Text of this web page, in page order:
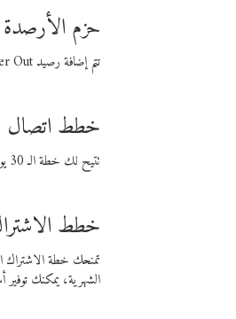
حزم الأرصدة
تتم إضافة رصيد Viber Out إلى رصيدك عند شراء أي مبلغ. باستخدام رصيدك، يمكنك إجراء مكالمات إلى أي رقم في العالم بأسعار فايبر المنخفضة.
خطط اتصال لمدة
تتيح لك خطة الـ 30 يوماً للاتصال إجراء مكالمات دولية إلى الوجهة التي تختارها لمدة 30 يوماً بأسعار فايبر المنخفضة.
خطط
تمنحك خطة الاشتراك
الشهرية، يمكنك توفير